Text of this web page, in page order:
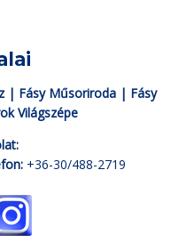
| Fásy Műsoriroda | Fásy
Világszépe
+36-30/488-2719